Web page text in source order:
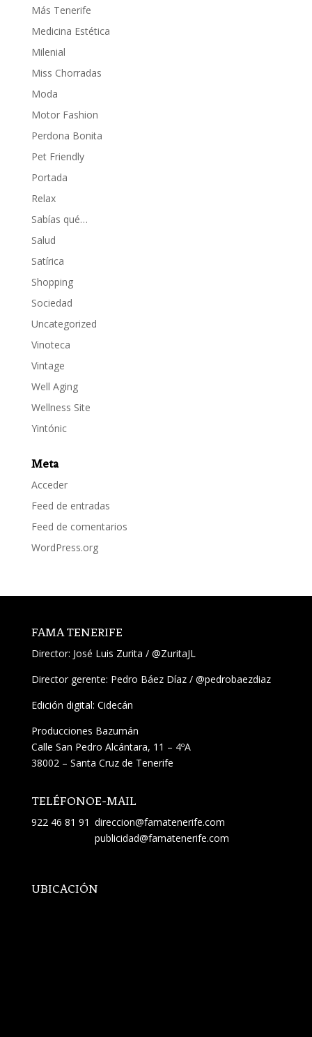
Más Tenerife
Medicina Estética
Milenial
Miss Chorradas
Moda
Motor Fashion
Perdona Bonita
Pet Friendly
Portada
Relax
Sabías qué…
Salud
Satírica
Shopping
Sociedad
Uncategorized
Vinoteca
Vintage
Well Aging
Wellness Site
Yintónic
Meta
Acceder
Feed de entradas
Feed de comentarios
WordPress.org
FAMA TENERIFE
Director: José Luis Zurita / @ZuritaJL
Director gerente: Pedro Báez Díaz / @pedrobaezdiaz
Edición digital: Cidecán
Producciones Bazumán
Calle San Pedro Alcántara, 11 – 4ºA
38002 – Santa Cruz de Tenerife
TELÉFONO
922 46 81 91
E-MAIL
direccion@famatenerife.com
publicidad@famatenerife.com
UBICACIÓN